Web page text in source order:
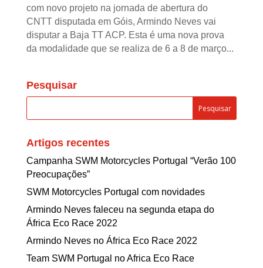
com novo projeto na jornada de abertura do
CNTT disputada em Góis, Armindo Neves vai
disputar a Baja TT ACP. Esta é uma nova prova
da modalidade que se realiza de 6 a 8 de março...
Pesquisar
Artigos recentes
Campanha SWM Motorcycles Portugal “Verão 100
Preocupações”
SWM Motorcycles Portugal com novidades
Armindo Neves faleceu na segunda etapa do
África Eco Race 2022
Armindo Neves no África Eco Race 2022
Team SWM Portugal no Africa Eco Race